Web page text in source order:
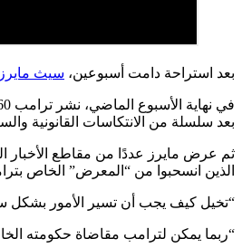
بعد استراحة دامت أسبوعين، سيث مايرز
بعد سلسلة من الانتكاسات القانونية
ثم عرض مايرز عددًا من مقاطع الأخبار
الذين انسحبوا من “المعرض” الخاص
“تخيل كيف يجب أن تسير الأمور بشكل سيئ بحيث أن
“ربما يمكن لترامب مقاضاة حكومته